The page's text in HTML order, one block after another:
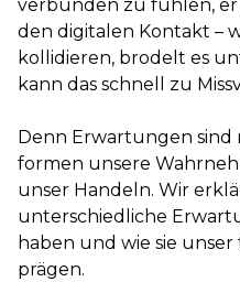
verbunden zu fühlen,
den digitalen Kontakt –
kollidieren, brodelt es
kann das schnell zu
Denn Erwartungen sind
formen unsere
unser Handeln. Wir
unterschiedliche
haben und wie sie
prägen.